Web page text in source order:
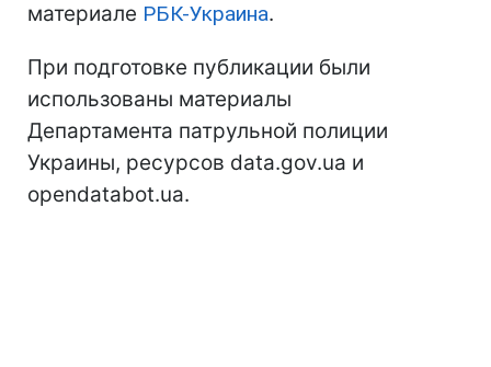
материале РБК-Украина.
При подготовке публикации были
использованы материалы
Департамента патрульной полиции
Украины, ресурсов data.gov.ua и
opendatabot.ua.